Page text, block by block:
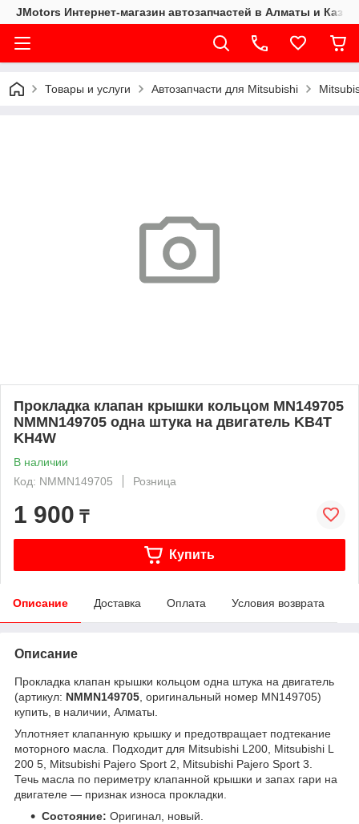
JMotors Интернет-магазин автозапчастей в Алматы и
Товары и услуги Автозапчасти для Mitsubishi
Прокладка клапан крышки кольцом MN149705
NMMN149705 одна штука на двигатель KB4T
KH4W
В наличии
Код: NMMN149705
Розница
1 900 ₸
Купить
Описание Доставка Оплата Условия возврата
Описание
Прокладка клапан крышки кольцом одна штука на двигатель
(артикул: NMMN149705 , оригинальный номер MN149705)
купить, в наличии, Алматы.
Уплотняет клапанную крышку и предотвращает подтекание
моторного масла. Подходит для Mitsubishi L200, Mitsubishi L
200 5, Mitsubishi Pajero Sport 2, Mitsubishi Pajero Sport 3.
Течь масла по периметру клапанной крышки и запах гари на
двигателе — признак износа прокладки.
Состояние: Оригинал, новый.